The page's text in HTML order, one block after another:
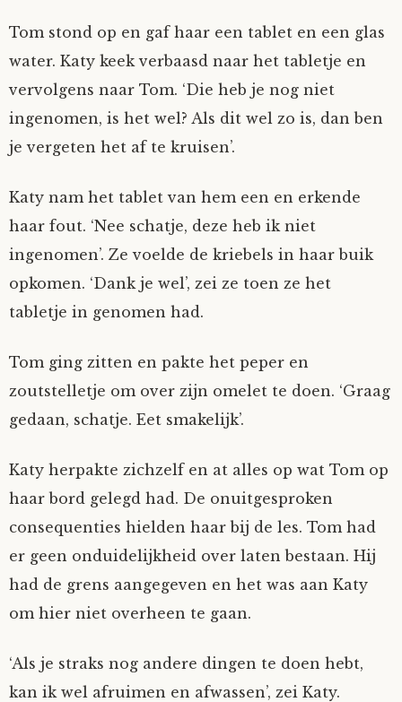
Tom stond op en gaf haar een tablet en een glas
water. Katy keek verbaasd naar het tabletje en
vervolgens naar Tom. ‘Die heb je nog niet
ingenomen, is het wel? Als dit wel zo is, dan ben
je vergeten het af te kruisen’.
Katy nam het tablet van hem een en erkende
haar fout. ‘Nee schatje, deze heb ik niet
ingenomen’. Ze voelde de kriebels in haar buik
opkomen. ‘Dank je wel’, zei ze toen ze het
tabletje in genomen had.
Tom ging zitten en pakte het peper en
zoutstelletje om over zijn omelet te doen. ‘Graag
gedaan, schatje. Eet smakelijk’.
Katy herpakte zichzelf en at alles op wat Tom op
haar bord gelegd had. De onuitgesproken
consequenties hielden haar bij de les. Tom had
er geen onduidelijkheid over laten bestaan. Hij
had de grens aangegeven en het was aan Katy
om hier niet overheen te gaan.
‘Als je straks nog andere dingen te doen hebt,
kan ik wel afruimen en afwassen’, zei Katy.